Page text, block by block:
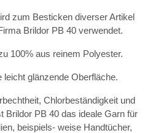
zum Besticken diverser Artikel
Brildor PB 40 verwendet.
100% aus reinem Polyester.
leicht glänzende Oberfläche.
Chlorbeständigkeit und
Brildor PB 40 das ideale Garn für
beispiels- weise Handtücher,